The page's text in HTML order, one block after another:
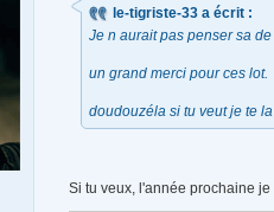
le-tigriste-33 a écrit :
Je n aurait pas penser sa
un grand merci pour ces lot.
doudouzéla si tu veut je te
Si tu veux, l'année prochaine